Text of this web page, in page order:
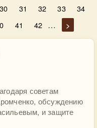
30 31 32 33
34
41 42 … >
советам
обсуждению
и защите